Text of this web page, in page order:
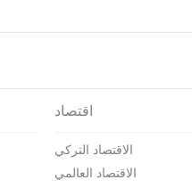
اقتصاد
الاقتصاد التركي
الاقتصاد العالمي